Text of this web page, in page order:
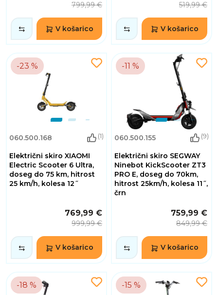
799,99 €
V košarico
519,99 €
V košarico
-23 %
060.500.168 (1)
Električni skiro XIAOMI
Electric Scooter 6 Ultra,
doseg do 75 km, hitrost
25 km/h, kolesa 12˝
769,99 €
999,99 €
V košarico
-11 %
060.500.155 (9)
Električni skiro SEGWAY
Ninebot KickScooter ZT3
PRO E, doseg do 70km,
hitrost 25km/h, kolesa 11˝,
črn
759,99 €
849,99 €
V košarico
-18 % -15 %